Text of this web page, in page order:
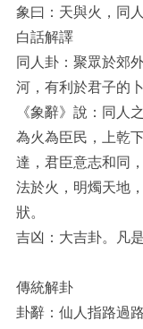
象曰：天與火，同
白話解譯
同人卦：聚眾於郊
河，有利於君子的卜
《象辭》說：同人
為火為臣民，上乾
達，君臣意志和同
法於火，明燭天地
狀。
吉凶：大吉卦。凡
傳統解卦
卦辭：仙人指路過